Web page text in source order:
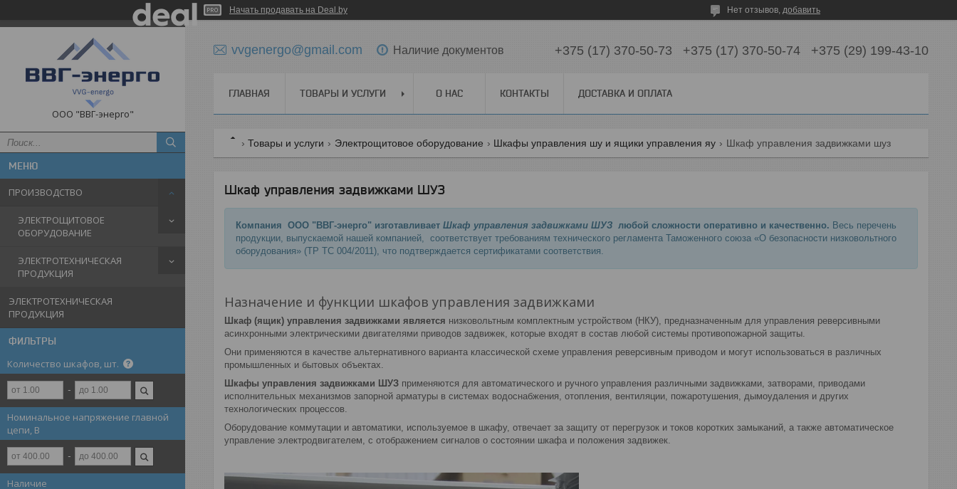
Начать продавать на Deal.by Нет отзывов, добавить
ООО "ВВГ-энерго"
ПРОИЗВОДСТВО
ЭЛЕКТРОЩИТОВОЕ
ОБОРУДОВАНИЕ
ЭЛЕКТРОТЕХНИЧЕСКАЯ
ПРОДУКЦИЯ
ЭЛЕКТРОТЕХНИЧЕСКАЯ
ПРОДУКЦИЯ
ФИЛЬТРЫ
Количество шкафов, шт.
Номинальное напряжение главной
цепи, В
Наличие
vvgenergo@gmail.com Наличие документов +375 (17) 370-50-73 +375 (17) 370-50-74 +375 (29) 199-43-10
ГЛАВНАЯ ТОВАРЫ И УСЛУГИ О НАС КОНТАКТЫ ДОСТАВКА И ОПЛАТА
Товары и услуги Электрощитовое оборудование Шкафы управления шу и ящики управления яу Шкаф управления задвижками шуз
Шкаф управления задвижками ШУЗ
Компания ООО "ВВГ-энерго" изготавливает Шкаф управления задвижками ШУЗ любой сложности оперативно и качественно. Весь перечень
продукции, выпускаемой нашей компанией, соответствует требованиям технического регламента Таможенного союза «О безопасности низковольтного
оборудования» (ТР ТС 004/2011), что подтверждается сертификатами соответствия.
Назначение и функции шкафов управления задвижками
Шкаф (ящик) управления задвижками является низковольтным комплектным устройством (НКУ), предназначенным для управления реверсивными
асинхронными электрическими двигателями приводов задвижек, которые входят в состав любой системы противопожарной защиты.
Они применяются в качестве альтернативного варианта классической схеме управления реверсивным приводом и могут использоваться в различных
промышленных и бытовых объектах.
Шкафы управления задвижками ШУЗ применяются для автоматического и ручного управления различными задвижками, затворами, приводами
исполнительных механизмов запорной арматуры в системах водоснабжения, отопления, вентиляции, пожаротушения, дымоудаления и других
технологических процессов.
Оборудование коммутации и автоматики, используемое в шкафу, отвечает за защиту от перегрузок и токов коротких замыканий, а также автоматическое
управление электродвигателем, с отображением сигналов о состоянии шкафа и положения задвижек.